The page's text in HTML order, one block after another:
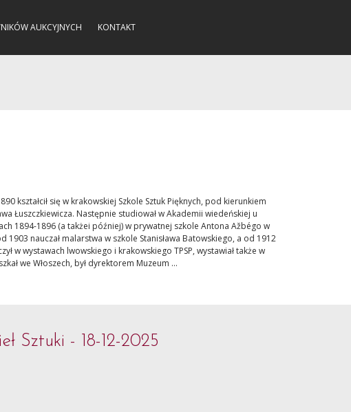
AUKCYJNYCH KONTAKT
kształcił się w krakowskiej Szkole Sztuk Pięknych, pod kierunkiem
Łuszczkiewicza. Następnie studiował w Akademii wiedeńskiej u
1894-1896 (a takżei później) w prywatnej szkole Antona Ažbégo w
1903 nauczał malarstwa w szkole Stanisława Batowskiego, a od 1912
w wystawach lwowskiego i krakowskiego TPSP, wystawiał także w
we Włoszech, był dyrektorem Muzeum ...
Sztuki - 18-12-2025